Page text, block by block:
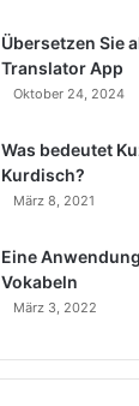
Übersetzen Sie
Translator App
Oktober 24, 2024
Was bedeutet
Kurdisch?
März 8, 2021
Eine
Vokabeln
März 3, 2022